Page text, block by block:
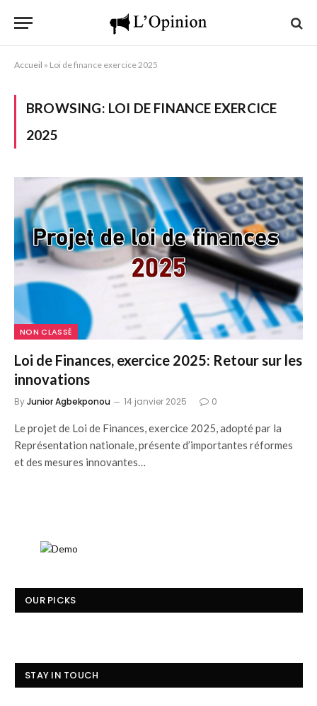
Accueil » Loi de finance exercice 2025
BROWSING: LOI DE FINANCE EXERCICE
2025
NON CLASSÉ
Loi de Finances, exercice 2025: Retour sur les
innovations
ByJunior Agbekponou 14 janvier 2025 0
Le projet de Loi de Finances, exercice 2025, adopté par la
Représentation nationale, présente d’importantes réformes
et des mesures innovantes…
OUR PICKS
STAY IN TOUCH